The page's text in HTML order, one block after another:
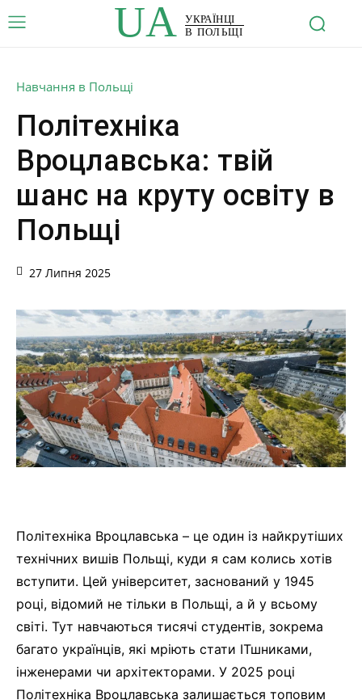
UA
УКРАЇНЦІ
В ПОЛЬЩІ
Навчання в Польщі
Політехніка
Вроцлавська: твій
шанс на круту освіту в
Польщі
27 Липня 2025
Політехніка Вроцлавська – це один із найкрутіших
технічних вишів Польщі, куди я сам колись хотів
вступити. Цей університет, заснований у 1945
році, відомий не тільки в Польщі, а й у всьому
світі. Тут навчаються тисячі студентів, зокрема
багато українців, які мріють стати ІТшниками,
інженерами чи архітекторами. У 2025 році
Політехніка Вроцлавська залишається топовим